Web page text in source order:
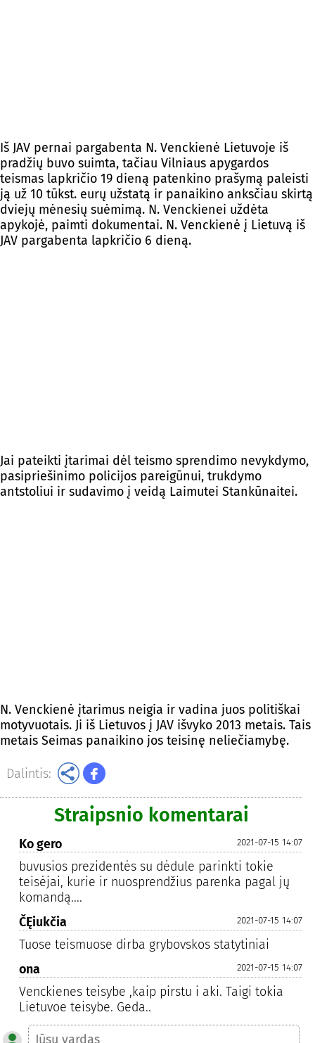
Iš JAV pernai pargabenta N. Venckienė Lietuvoje iš
pradžių buvo suimta, tačiau Vilniaus apygardos
teismas lapkričio 19 dieną patenkino prašymą paleisti
ją už 10 tūkst. eurų užstatą ir panaikino anksčiau skirtą
dviejų mėnesių suėmimą. N. Venckienei uždėta
apykojė, paimti dokumentai. N. Venckienė į Lietuvą iš
JAV pargabenta lapkričio 6 dieną.
Jai pateikti įtarimai dėl teismo sprendimo nevykdymo,
pasipriešinimo policijos pareigūnui, trukdymo
antstoliui ir sudavimo į veidą Laimutei Stankūnaitei.
N. Venckienė įtarimus neigia ir vadina juos politiškai
motyvuotais. Ji iš Lietuvos į JAV išvyko 2013 metais. Tais
metais Seimas panaikino jos teisinę neliečiamybę.
Dalintis:
Straipsnio komentarai
2021-07-15 14:07
Ko gero
buvusios prezidentės su dėdule parinkti tokie
teisėjai, kurie ir nuosprendžius parenka pagal jų
komandą....
2021-07-15 14:07
ČĘiukčia
Tuose teismuose dirba grybovskos statytiniai
2021-07-15 14:07
ona
Venckienes teisybe ,kaip pirstu i aki. Taigi tokia
Lietuvoe teisybe. Geda..